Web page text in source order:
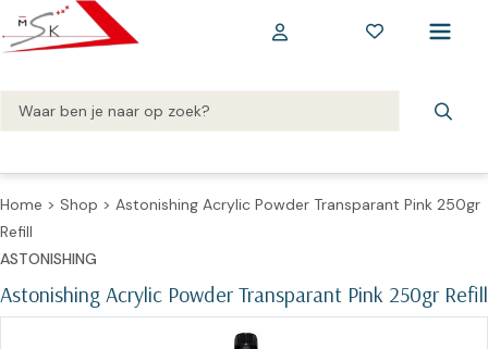
Home > Shop > Astonishing Acrylic Powder Transparant Pink 250gr
Refill
Astonishing Acrylic Powder Transparant Pink 250gr Refill
ASTONISHING